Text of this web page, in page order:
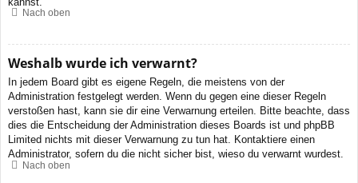
Nach oben
Weshalb wurde ich verwarnt?
In jedem Board gibt es eigene Regeln, die meistens von der
Administration festgelegt werden. Wenn du gegen eine dieser Regeln
verstoßen hast, kann sie dir eine Verwarnung erteilen. Bitte beachte, dass
dies die Entscheidung der Administration dieses Boards ist und phpBB
Limited nichts mit dieser Verwarnung zu tun hat. Kontaktiere einen
Administrator, sofern du die nicht sicher bist, wieso du verwarnt wurdest.
Nach oben